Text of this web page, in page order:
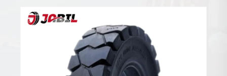
उत्तर अमेरिकेतील बांधकाम आणि साहित्य हाताळणी
उद्योगांमध्ये सुधारणा होत असताना किफायतशीर OTR
टायर्सची मागणी
अधिक प i हा >>